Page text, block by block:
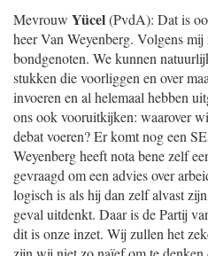
Mevrouw Yücel(PvdA): Dat is
heer Van Weyenberg. Volgens
bondgenoten. We kunnen
stukken die voorliggen en over
invoeren en al helemaal hebben
ons ook vooruitkijken: waarover
debat voeren? Er komt nog een
Weyenberg heeft nota bene zelf
gevraagd om een advies over
logisch is als hij dan zelf alvast
geval uitdenkt. Daar is de Partij
dit is onze inzet. Wij zullen het